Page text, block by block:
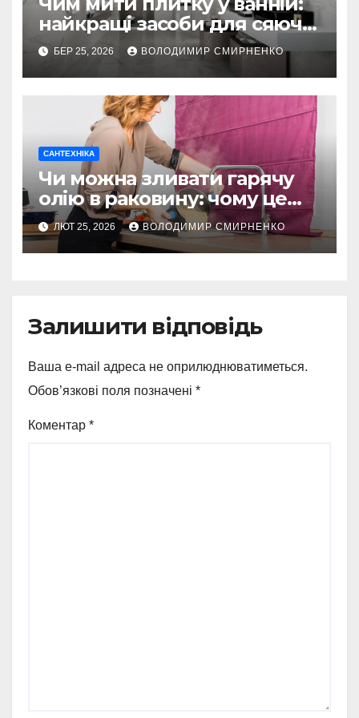
найкращі засоби для сяючої
чистоти
БЕР 25, 2026 ВОЛОДИМИР СМИРНЕНКО
САНТЕХНІКА
Чи можна зливати гарячу
олію в раковину: чому це
пастка
ЛЮТ 25, 2026 ВОЛОДИМИР СМИРНЕНКО
Залишити відповідь
Ваша e-mail адреса не оприлюднюватиметься.
Обов’язкові поля позначені *
Коментар *